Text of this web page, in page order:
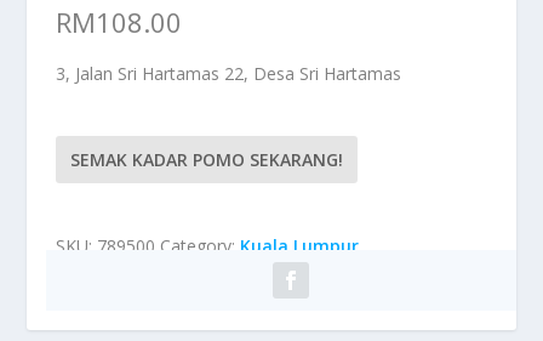
RM108.00
3, Jalan Sri Hartamas 22, Desa Sri Hartamas
SEMAK KADAR POMO SEKARANG!
SKU: 789500 Category: Kuala Lumpur